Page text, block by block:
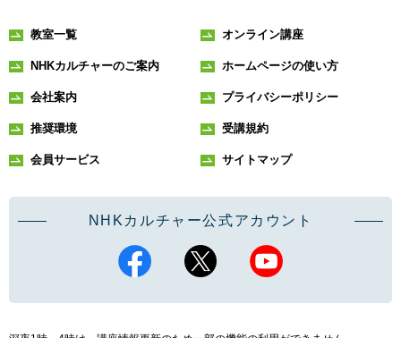
教室一覧 オンライン講座
NHKカルチャーのご案内 ホームページの使い方
会社案内 プライバシーポリシー
推奨環境 受講規約
会員サービス サイトマップ
NHKカルチャー公式アカウント